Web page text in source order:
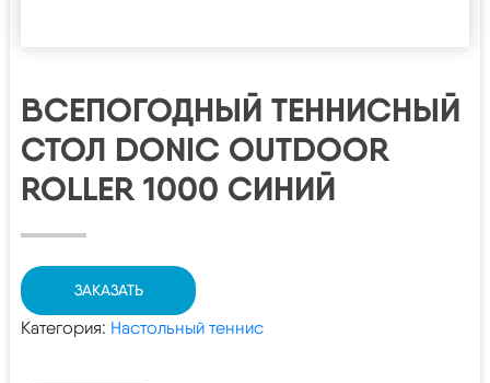
ВСЕПОГОДНЫЙ ТЕННИСНЫЙ
СТОЛ DONIC OUTDOOR
ROLLER 1000 СИНИЙ
ЗАКАЗАТЬ
Категория: Настольный теннис